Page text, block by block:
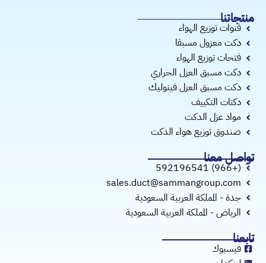
منتجاتنا
قنوات توزيع الهواء
دكت معزول مسبقا
فتحات توزيع الهواء
دكت مسبق العزل الحراري
دكت مسبق العزل فينوليك
دكتات التكييف
مواد عزل الدكت
صندوق توزيع هواء الدكت
تواصل معنا
(+966) 592196541
sales.duct@sammangroup.com
جدة - المملكة العربية السعودية
الرياض - المملكة العربية السعودية
تابعنا
فيسبوك